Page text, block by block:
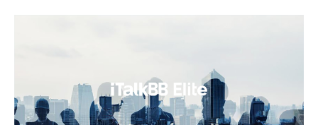
养老 非盈利组织